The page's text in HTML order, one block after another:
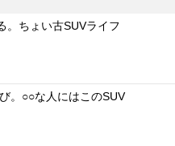
。ちょい古SUVライフ
。○○な人にはこのSUV